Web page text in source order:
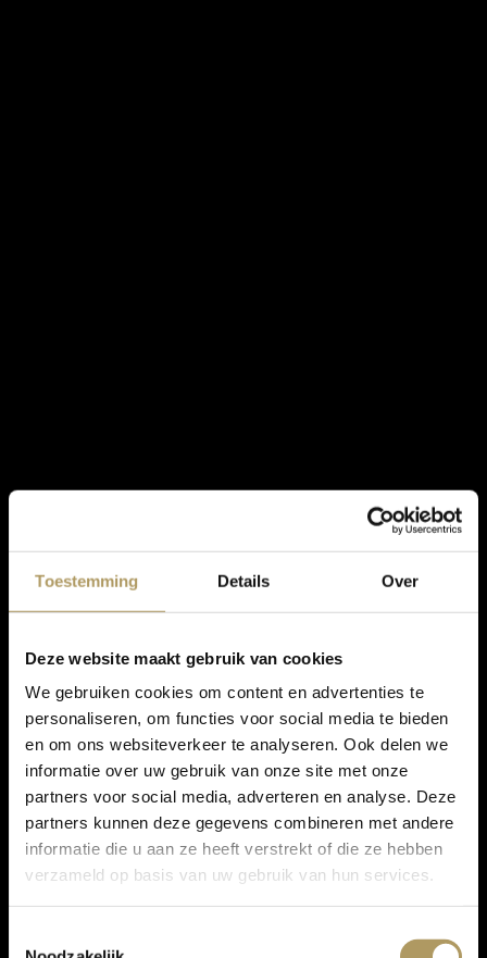
Toestemming Details Over
Deze website maakt gebruik van cookies
We gebruiken cookies om content en advertenties te
personaliseren, om functies voor social media te bieden
en om ons websiteverkeer te analyseren. Ook delen we
informatie over uw gebruik van onze site met onze
partners voor social media, adverteren en analyse. Deze
partners kunnen deze gegevens combineren met andere
informatie die u aan ze heeft verstrekt of die ze hebben
verzameld op basis van uw gebruik van hun services.